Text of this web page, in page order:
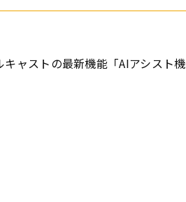
ャストの最新機能「AIアシスト機